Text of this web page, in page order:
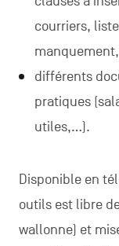
courriers,
différents
pratiques
utiles,…).
Disponible en
outils est libre
wallonne) et